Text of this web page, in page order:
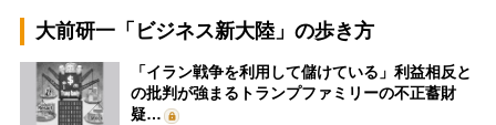
大前研一「ビジネス新大陸」の歩き方
「イラン戦争を利用して儲けている」利益相反と
の批判が強まるトランプファミリーの不正蓄財
疑…